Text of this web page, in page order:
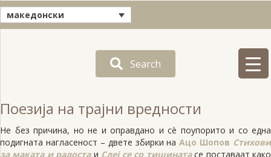
македонски
Search
Поезија на трајни вредности
Не без причина, но не и оправдано и сè поупорито и со една
подигната нагласеност – двете збирки наАцо Шопов Стихови
за маката и радостаи Слеј се со тишинатасе поставаат како